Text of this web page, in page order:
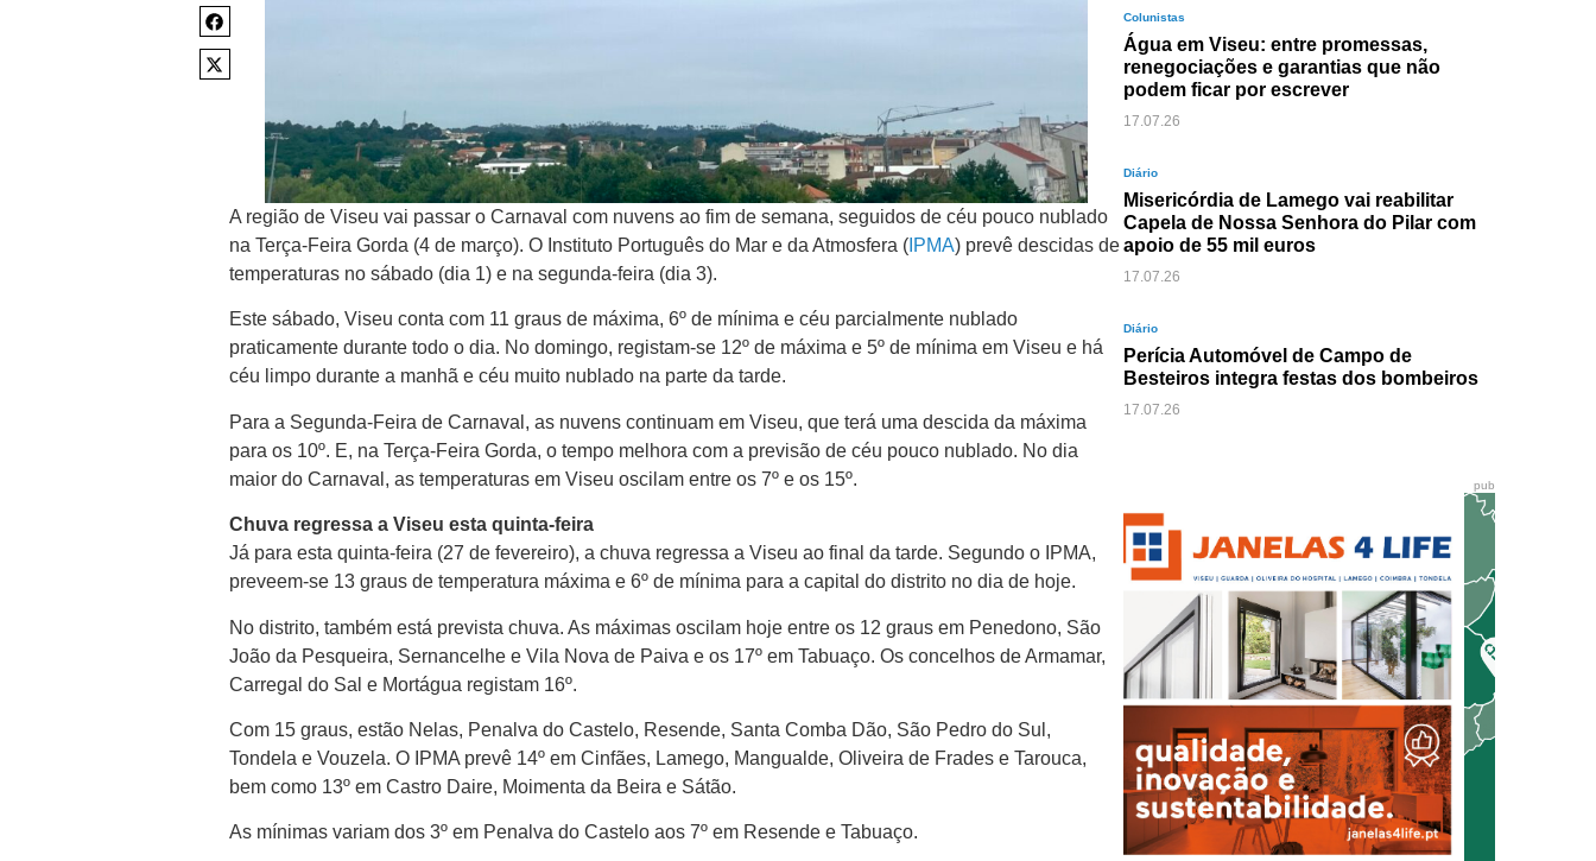
A região de Viseu vai passar o Carnaval com nuvens ao fim de semana, seguidos de céu pouco nublado
na Terça-Feira Gorda (4 de março). O Instituto Português do Mar e da Atmosfera ( IPMA) prevê descidas de
temperaturas no sábado (dia 1) e na segunda-feira (dia 3).
Este sábado, Viseu conta com 11 graus de máxima, 6º de mínima e céu parcialmente nublado
praticamente durante todo o dia. No domingo, registam-se 12º de máxima e 5º de mínima em Viseu e há
céu limpo durante a manhã e céu muito nublado na parte da tarde.
Para a Segunda-Feira de Carnaval, as nuvens continuam em Viseu, que terá uma descida da máxima
para os 10º. E, na Terça-Feira Gorda, o tempo melhora com a previsão de céu pouco nublado. No dia
maior do Carnaval, as temperaturas em Viseu oscilam entre os 7º e os 15º.
Chuva regressa a Viseu esta quinta-feira
Já para esta quinta-feira (27 de fevereiro), a chuva regressa a Viseu ao final da tarde. Segundo o IPMA,
preveem-se 13 graus de temperatura máxima e 6º de mínima para a capital do distrito no dia de hoje.
No distrito, também está prevista chuva. As máximas oscilam hoje entre os 12 graus em Penedono, São
João da Pesqueira, Sernancelhe e Vila Nova de Paiva e os 17º em Tabuaço. Os concelhos de Armamar,
Carregal do Sal e Mortágua registam 16º.
Com 15 graus, estão Nelas, Penalva do Castelo, Resende, Santa Comba Dão, São Pedro do Sul,
Tondela e Vouzela. O IPMA prevê 14º em Cinfães, Lamego, Mangualde, Oliveira de Frades e Tarouca,
bem como 13º em Castro Daire, Moimenta da Beira e Sátão.
As mínimas variam dos 3º em Penalva do Castelo aos 7º em Resende e Tabuaço.
Colunistas
Água em Viseu: entre promessas,
renegociações e garantias que não
podem ficar por escrever
17.07.26
Diário
Misericórdia de Lamego vai reabilitar
Capela de Nossa Senhora do Pilar com
apoio de 55 mil euros
17.07.26
Diário
Perícia Automóvel de Campo de
Besteiros integra festas dos bombeiros
17.07.26
pub